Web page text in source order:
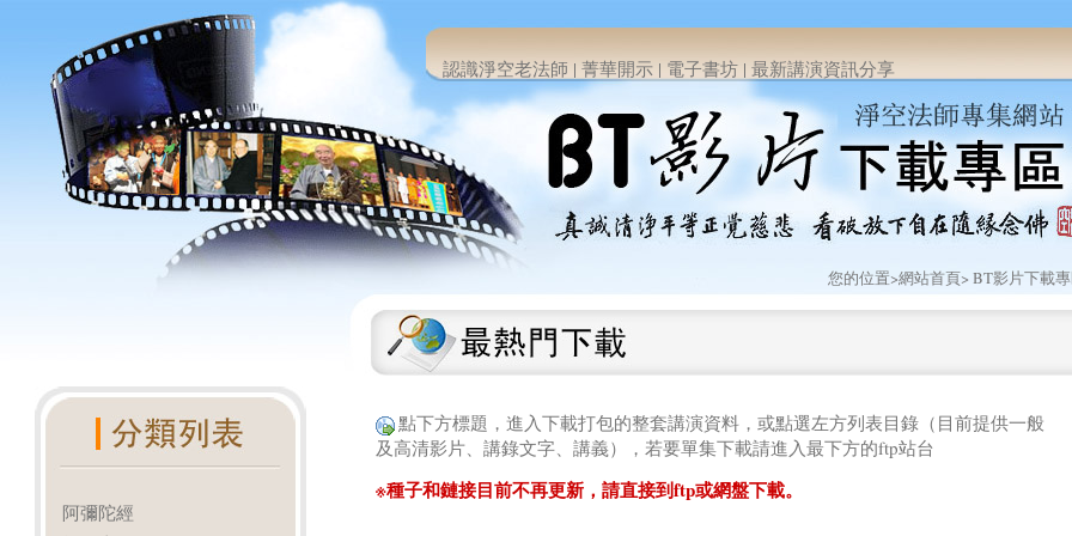
認識淨空老法師 | 菁華開示 | 電子書坊 | 最新講演資訊分享
您的位置>網站首頁> BT影片下載
阿彌陀經
點下方標題，進入下載打包的整套講演資料，或點選左方列表目錄（目前提供一般
及高清影片、講錄文字、講義），若要單集下載請進入最下方的ftp站台
※種子和鏈接目前不再更新，請直接到ftp或網盤下載。